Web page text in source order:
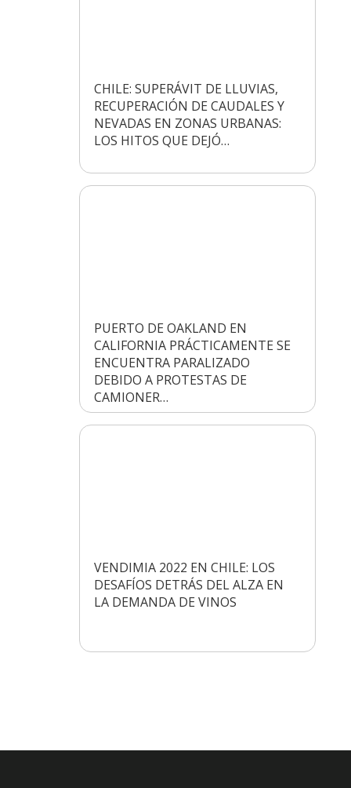
CHILE: SUPERÁVIT DE LLUVIAS,
RECUPERACIÓN DE CAUDALES Y
NEVADAS EN ZONAS URBANAS:
LOS HITOS QUE DEJÓ…
PUERTO DE OAKLAND EN
CALIFORNIA PRÁCTICAMENTE SE
ENCUENTRA PARALIZADO
DEBIDO A PROTESTAS DE
CAMIONER…
VENDIMIA 2022 EN CHILE: LOS
DESAFÍOS DETRÁS DEL ALZA EN
LA DEMANDA DE VINOS